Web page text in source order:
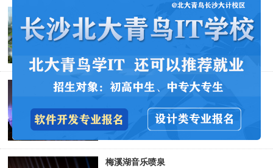
180 长沙北大青鸟大计校区
梅溪湖音乐喷泉
梅溪湖音乐喷泉